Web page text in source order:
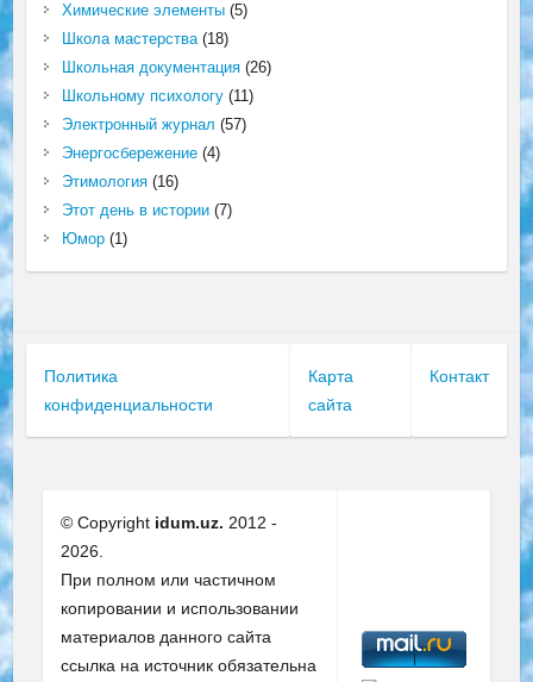
Химические элементы(5)
Школа мастерства(18)
Школьная документация(26)
Школьному психологу(11)
Электронный журнал (57)
Энергосбережение(4)
Этимология(16)
Этот день в истории(7)
Юмор(1)
Политика
конфиденциальности
Карта
сайта
Контакт
© Copyright idum.uz. 2012 -
2026.
При полном или частичном
копировании и использовании
материалов данного сайта
ссылка на источник обязательна